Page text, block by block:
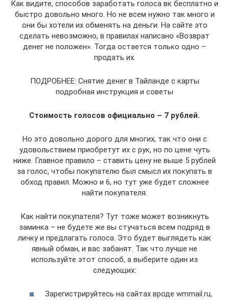
Как видите, способов заработать голоса вк бесплатно и
быстро довольно много. Но не всем нужно так много и
они бы хотели их обменять на деньги. На сайте это
сделать невозможно, в правилах написано «Возврат
денег не положен». Тогда остается только одно –
продать их.
ПОДРОБНЕЕ: Снятие денег в Тайланде с карты
подробная инструкция и советы
Стоимость голосов официально – 7 рублей.
Но это довольно дорого для многих, так что они с
удовольствием приобретут их с рук, но по цене чуть
ниже. Главное правило – ставить цену не выше 5 рублей
за голос, чтобы покупателю был смысл их покупать в
обход правил. Можно и 6, но тут уже будет сложнее
найти покупателя.
Как найти покупателя? Тут тоже может возникнуть
заминка – не будете же вы стучаться всем подряд в
личку и предлагать голоса. Это будет выглядеть как
явный обман, и вас забанят. Так что лучше не
используйте этот способ, а выберите один из
следующих:
Зарегистрируйтесь на сайтах вроде wmmail.ru,